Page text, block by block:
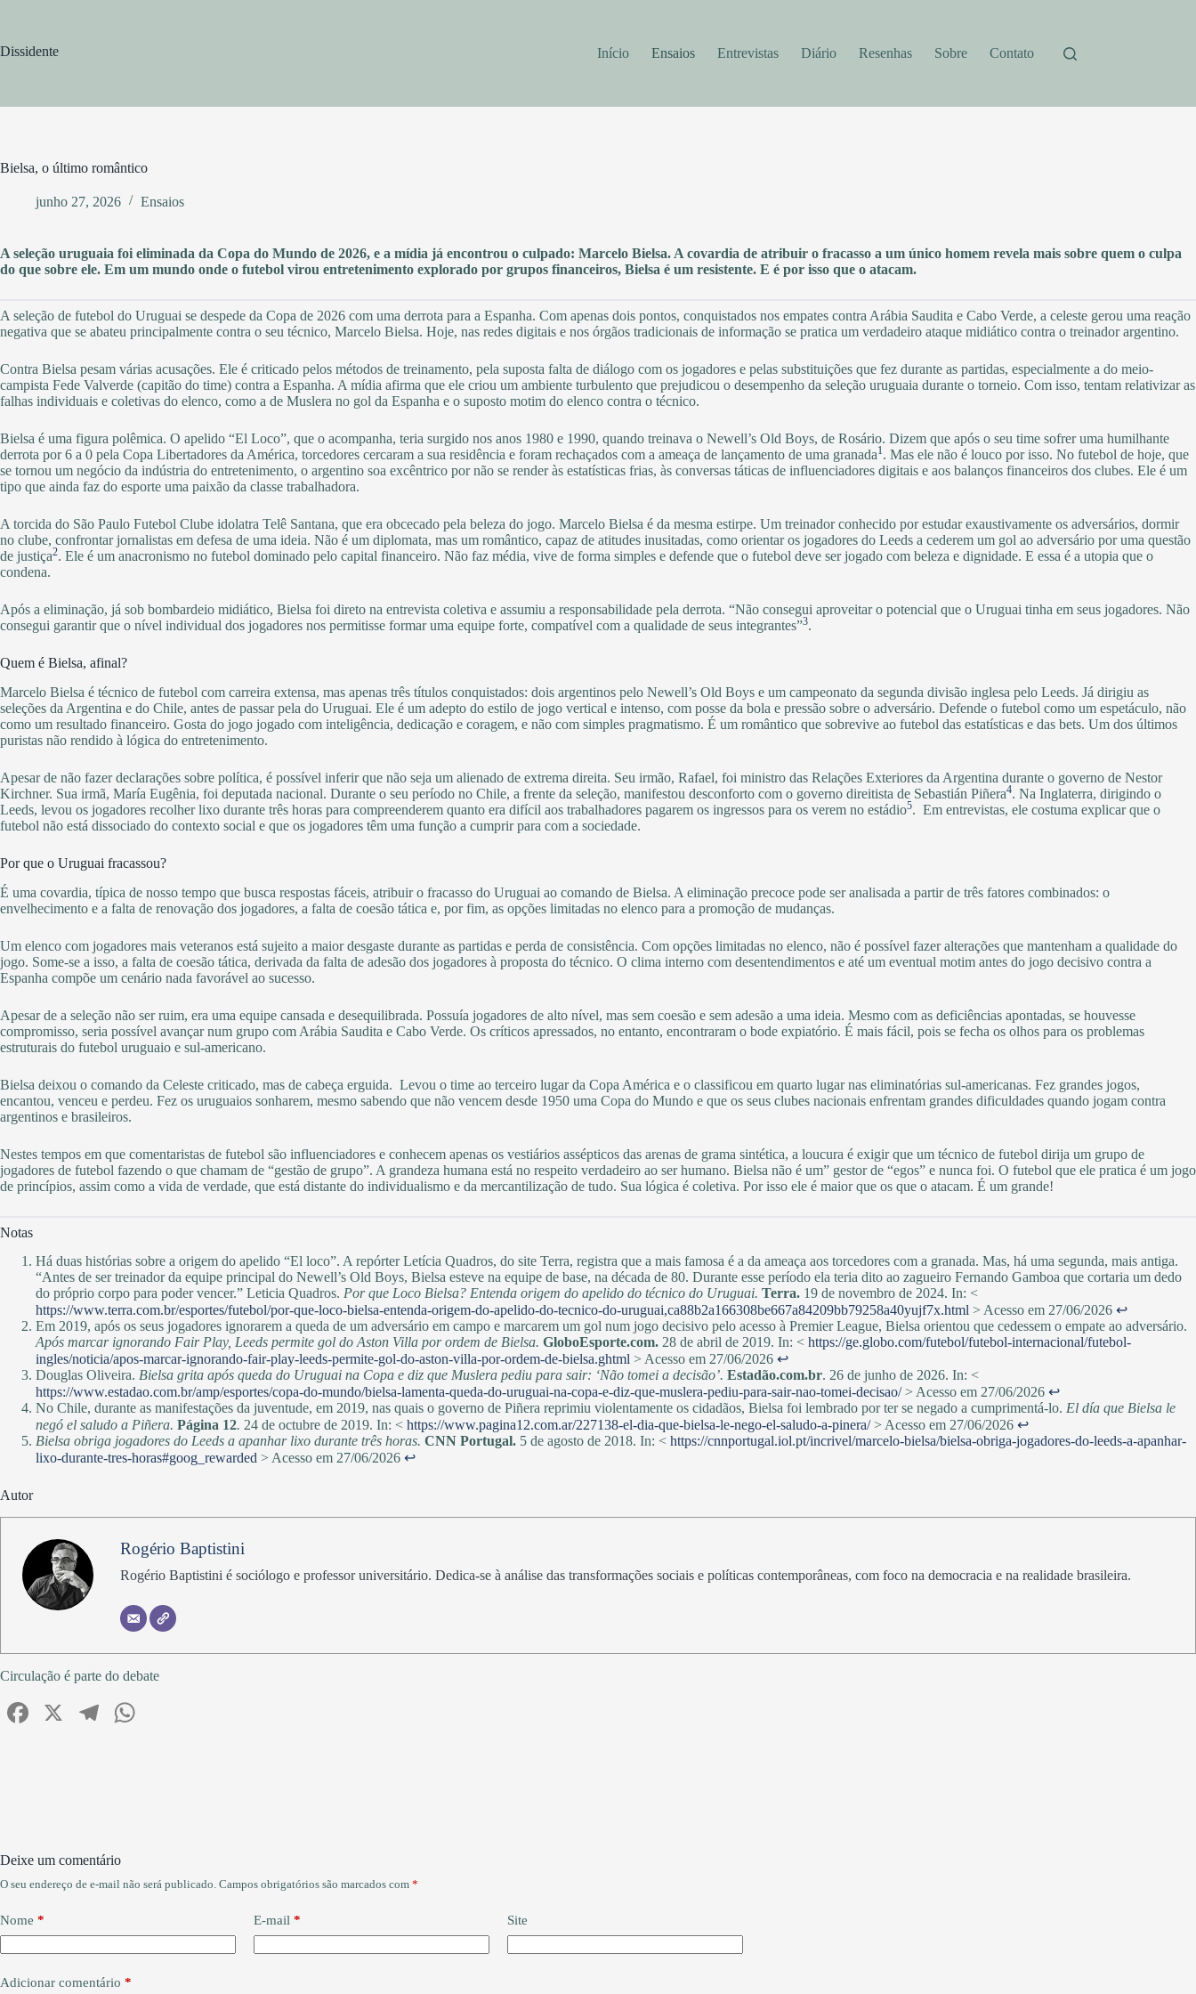
conteúdo
Dissidente Início Ensaios Entrevistas Diário Resenhas Sobre Contato
Bielsa, o último romântico
junho 27, 2026 Ensaios
A seleção uruguaia foi eliminada da Copa do Mundo de 2026, e a mídia já encontrou o culpado: Marcelo Bielsa. A covardia de atribuir o fracasso a um único homem revela mais sobre quem o culpa
do que sobre ele. Em um mundo onde o futebol virou entretenimento explorado por grupos financeiros, Bielsa é um resistente. E é por isso que o atacam.
A seleção de futebol do Uruguai se despede da Copa de 2026 com uma derrota para a Espanha. Com apenas dois pontos, conquistados nos empates contra Arábia Saudita e Cabo Verde, a celeste gerou uma reação
negativa que se abateu principalmente contra o seu técnico, Marcelo Bielsa. Hoje, nas redes digitais e nos órgãos tradicionais de informação se pratica um verdadeiro ataque midiático contra o treinador argentino.
Contra Bielsa pesam várias acusações. Ele é criticado pelos métodos de treinamento, pela suposta falta de diálogo com os jogadores e pelas substituições que fez durante as partidas, especialmente a do meio-
campista Fede Valverde (capitão do time) contra a Espanha. A mídia afirma que ele criou um ambiente turbulento que prejudicou o desempenho da seleção uruguaia durante o torneio. Com isso, tentam relativizar as
falhas individuais e coletivas do elenco, como a de Muslera no gol da Espanha e o suposto motim do elenco contra o técnico.
Bielsa é uma figura polêmica. O apelido “El Loco”, que o acompanha, teria surgido nos anos 1980 e 1990, quando treinava o Newell’s Old Boys, de Rosário. Dizem que após o seu time sofrer uma humilhante
derrota por 6 a 0 pela Copa Libertadores da América, torcedores cercaram a sua residência e foram rechaçados com a ameaça de lançamento de uma granada1. Mas ele não é louco por isso. No futebol de hoje, que
se tornou um negócio da indústria do entretenimento, o argentino soa excêntrico por não se render às estatísticas frias, às conversas táticas de influenciadores digitais e aos balanços financeiros dos clubes. Ele é um
tipo que ainda faz do esporte uma paixão da classe trabalhadora.
A torcida do São Paulo Futebol Clube idolatra Telê Santana, que era obcecado pela beleza do jogo. Marcelo Bielsa é da mesma estirpe. Um treinador conhecido por estudar exaustivamente os adversários, dormir
no clube, confrontar jornalistas em defesa de uma ideia. Não é um diplomata, mas um romântico, capaz de atitudes inusitadas, como orientar os jogadores do Leeds a cederem um gol ao adversário por uma questão
de justiça2. Ele é um anacronismo no futebol dominado pelo capital financeiro. Não faz média, vive de forma simples e defende que o futebol deve ser jogado com beleza e dignidade. E essa é a utopia que o
condena.
Após a eliminação, já sob bombardeio midiático, Bielsa foi direto na entrevista coletiva e assumiu a responsabilidade pela derrota. “Não consegui aproveitar o potencial que o Uruguai tinha em seus jogadores. Não
consegui garantir que o nível individual dos jogadores nos permitisse formar uma equipe forte, compatível com a qualidade de seus integrantes”3.
Quem é Bielsa, afinal?
Marcelo Bielsa é técnico de futebol com carreira extensa, mas apenas três títulos conquistados: dois argentinos pelo Newell’s Old Boys e um campeonato da segunda divisão inglesa pelo Leeds. Já dirigiu as
seleções da Argentina e do Chile, antes de passar pela do Uruguai. Ele é um adepto do estilo de jogo vertical e intenso, com posse da bola e pressão sobre o adversário. Defende o futebol como um espetáculo, não
como um resultado financeiro. Gosta do jogo jogado com inteligência, dedicação e coragem, e não com simples pragmatismo. É um romântico que sobrevive ao futebol das estatísticas e das bets. Um dos últimos
puristas não rendido à lógica do entretenimento.
Apesar de não fazer declarações sobre política, é possível inferir que não seja um alienado de extrema direita. Seu irmão, Rafael, foi ministro das Relações Exteriores da Argentina durante o governo de Nestor
Kirchner. Sua irmã, María Eugênia, foi deputada nacional. Durante o seu período no Chile, a frente da seleção, manifestou desconforto com o governo direitista de Sebastián Piñera4. Na Inglaterra, dirigindo o
Leeds, levou os jogadores recolher lixo durante três horas para compreenderem quanto era difícil aos trabalhadores pagarem os ingressos para os verem no estádio5. Em entrevistas, ele costuma explicar que o
futebol não está dissociado do contexto social e que os jogadores têm uma função a cumprir para com a sociedade.
Por que o Uruguai fracassou?
É uma covardia, típica de nosso tempo que busca respostas fáceis, atribuir o fracasso do Uruguai ao comando de Bielsa. A eliminação precoce pode ser analisada a partir de três fatores combinados: o
envelhecimento e a falta de renovação dos jogadores, a falta de coesão tática e, por fim, as opções limitadas no elenco para a promoção de mudanças.
Um elenco com jogadores mais veteranos está sujeito a maior desgaste durante as partidas e perda de consistência. Com opções limitadas no elenco, não é possível fazer alterações que mantenham a qualidade do
jogo. Some-se a isso, a falta de coesão tática, derivada da falta de adesão dos jogadores à proposta do técnico. O clima interno com desentendimentos e até um eventual motim antes do jogo decisivo contra a
Espanha compõe um cenário nada favorável ao sucesso.
Apesar de a seleção não ser ruim, era uma equipe cansada e desequilibrada. Possuía jogadores de alto nível, mas sem coesão e sem adesão a uma ideia. Mesmo com as deficiências apontadas, se houvesse
compromisso, seria possível avançar num grupo com Arábia Saudita e Cabo Verde. Os críticos apressados, no entanto, encontraram o bode expiatório. É mais fácil, pois se fecha os olhos para os problemas
estruturais do futebol uruguaio e sul-americano.
Bielsa deixou o comando da Celeste criticado, mas de cabeça erguida. Levou o time ao terceiro lugar da Copa América e o classificou em quarto lugar nas eliminatórias sul-americanas. Fez grandes jogos,
encantou, venceu e perdeu. Fez os uruguaios sonharem, mesmo sabendo que não vencem desde 1950 uma Copa do Mundo e que os seus clubes nacionais enfrentam grandes dificuldades quando jogam contra
argentinos e brasileiros.
Nestes tempos em que comentaristas de futebol são influenciadores e conhecem apenas os vestiários assépticos das arenas de grama sintética, a loucura é exigir que um técnico de futebol dirija um grupo de
jogadores de futebol fazendo o que chamam de “gestão de grupo”. A grandeza humana está no respeito verdadeiro ao ser humano. Bielsa não é um” gestor de “egos” e nunca foi. O futebol que ele pratica é um jogo
de princípios, assim como a vida de verdade, que está distante do individualismo e da mercantilização de tudo. Sua lógica é coletiva. Por isso ele é maior que os que o atacam. É um grande!
Notas
Há duas histórias sobre a origem do apelido “El loco”. A repórter Letícia Quadros, do site Terra, registra que a mais famosa é a da ameaça aos torcedores com a granada. Mas, há uma segunda, mais antiga.
“Antes de ser treinador da equipe principal do Newell’s Old Boys, Bielsa esteve na equipe de base, na década de 80. Durante esse período ela teria dito ao zagueiro Fernando Gamboa que cortaria um dedo
do próprio corpo para poder vencer.” Leticia Quadros. Por que Loco Bielsa? Entenda origem do apelido do técnico do Uruguai. Terra. 19 de novembro de 2024. In: <
https://www.terra.com.br/esportes/futebol/por-que-loco-bielsa-entenda-origem-do-apelido-do-tecnico-do-uruguai,ca88b2a166308be667a84209bb79258a40yujf7x.html > Acesso em 27/06/2026 ↩︎
Em 2019, após os seus jogadores ignorarem a queda de um adversário em campo e marcarem um gol num jogo decisivo pelo acesso à Premier League, Bielsa orientou que cedessem o empate ao adversário.
Após marcar ignorando Fair Play, Leeds permite gol do Aston Villa por ordem de Bielsa. GloboEsporte.com. 28 de abril de 2019. In: < https://ge.globo.com/futebol/futebol-internacional/futebol-
ingles/noticia/apos-marcar-ignorando-fair-play-leeds-permite-gol-do-aston-villa-por-ordem-de-bielsa.ghtml > Acesso em 27/06/2026 ↩︎
Douglas Oliveira. Bielsa grita após queda do Uruguai na Copa e diz que Muslera pediu para sair: ‘Não tomei a decisão’. Estadão.com.br. 26 de junho de 2026. In: <
https://www.estadao.com.br/amp/esportes/copa-do-mundo/bielsa-lamenta-queda-do-uruguai-na-copa-e-diz-que-muslera-pediu-para-sair-nao-tomei-decisao/> Acesso em 27/06/2026 ↩︎
No Chile, durante as manifestações da juventude, em 2019, nas quais o governo de Piñera reprimiu violentamente os cidadãos, Bielsa foi lembrado por ter se negado a cumprimentá-lo. El día que Bielsa le
negó el saludo a Piñera. Página 12. 24 de octubre de 2019. In: < https://www.pagina12.com.ar/227138-el-dia-que-bielsa-le-nego-el-saludo-a-pinera/> Acesso em 27/06/2026 ↩︎
Bielsa obriga jogadores do Leeds a apanhar lixo durante três horas. CNN Portugal. 5 de agosto de 2018. In: < https://cnnportugal.iol.pt/incrivel/marcelo-bielsa/bielsa-obriga-jogadores-do-leeds-a-apanhar-
lixo-durante-tres-horas#goog_rewarded > Acesso em 27/06/2026 ↩︎
Autor
Rogério Baptistini
Rogério Baptistini é sociólogo e professor universitário. Dedica-se à análise das transformações sociais e políticas contemporâneas, com foco na democracia e na realidade brasileira.
Circulação é parte do debate
Fa X
Te
Deixe um comentário
O seu endereço de e-mail não será publicado. Campos obrigatórios são marcados com *
Nome * E-mail * Site
Adicionar comentário *